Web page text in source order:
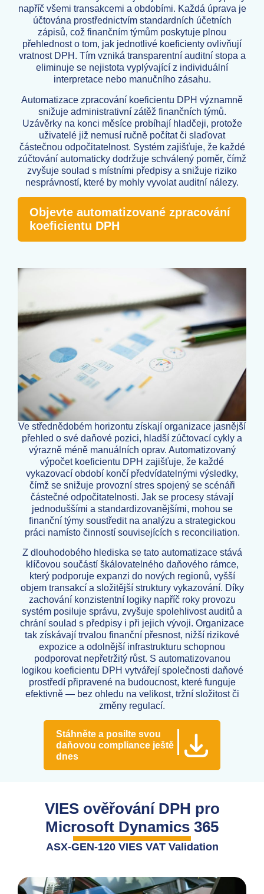
napříč všemi transakcemi a obdobími. Každá úprava je
účtována prostřednictvím standardních účetních
zápisů, což finančním týmům poskytuje plnou
přehlednost o tom, jak jednotlivé koeficienty ovlivňují
vratnost DPH. Tím vzniká transparentní auditní stopa a
eliminuje se nejistota vyplývající z individuální
interpretace nebo manučního zásahu.
Automatizace zpracování koeficientu DPH významně
snižuje administrativní zátěž finančních týmů.
Uzávěrky na konci měsíce probíhají hladčeji, protože
uživatelé již nemusí ručně počítat či slaďovat
částečnou odpočitatelnost. Systém zajišťuje, že každé
zúčtování automaticky dodržuje schválený poměr, čímž
zvyšuje soulad s místními předpisy a snižuje riziko
nesprávností, které by mohly vyvolat auditní nálezy.
Objevte automatizované zpracování
koeficientu DPH
Ve střednědobém horizontu získají organizace jasnější
přehled o své daňové pozici, hladší zúčtovací cykly a
výrazně méně manuálních oprav. Automatizovaný
výpočet koeficientu DPH zajišťuje, že každé
vykazovací období končí předvídatelnými výsledky,
čímž se snižuje provozní stres spojený se scénáři
částečné odpočitatelnosti. Jak se procesy stávají
jednoduššími a standardizovanějšími, mohou se
finanční týmy soustředit na analýzu a strategickou
práci namísto činností souvisejících s reconciliation.
Z dlouhodobého hlediska se tato automatizace stává
klíčovou součástí škálovatelného daňového rámce,
který podporuje expanzi do nových regionů, vyšší
objem transakcí a složitější struktury vykazování. Díky
zachování konzistentní logiky napříč roky provozu
systém posiluje správu, zvyšuje spolehlivost auditů a
chrání soulad s předpisy i při jejich vývoji. Organizace
tak získávají trvalou finanční přesnost, nižší rizikové
expozice a odolnější infrastrukturu schopnou
podporovat nepřetržitý růst. S automatizovanou
logikou koeficientu DPH vytvářejí společnosti daňové
prostředí připravené na budoucnost, které funguje
efektivně — bez ohledu na velikost, tržní složitost či
změny regulací.
Stáhněte a posilte svou
daňovou compliance ještě
dnes
VIES ověřování DPH pro
Microsoft Dynamics 365
ASX-GEN-120 VIES VAT Validation